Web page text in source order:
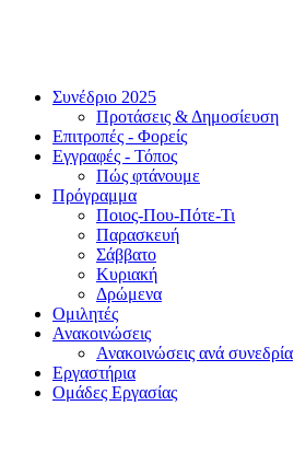
Συνέδριο 2025
Προτάσεις & Δημοσίευση
Επιτροπές - Φορείς
Εγγραφές - Τόπος
Πώς φτάνουμε
Πρόγραμμα
Ποιος-Που-Πότε-Τι
Παρασκευή
Σάββατο
Κυριακή
Δρώμενα
Ομιλητές
Ανακοινώσεις
Ανακοινώσεις ανά συνεδρία
Εργαστήρια
Ομάδες Εργασίας